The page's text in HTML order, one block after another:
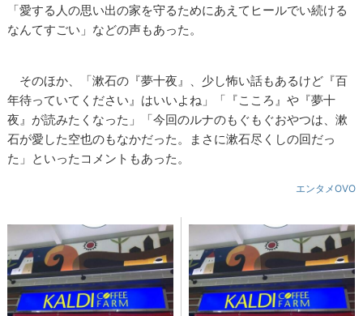
「愛する人の思い出の家を守るためにあえてヒールでい続ける
なんてすごい」などの声もあった。
そのほか、「漱石の『夢十夜』、少し怖い話もあるけど『百
年待っていてください』はいいよね」「『こころ』や『夢十
夜』が読みたくなった」「今回のルナのもぐもぐおやつは、漱
石が愛した空也のもなかだった。まさに漱石尽くしの回だっ
た」といったコメントもあった。
エンタメOVO